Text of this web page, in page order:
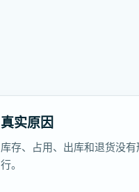
真实原因
库存、占用、出库和退货没
行。